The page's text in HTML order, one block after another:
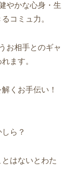
やかな心身・生
コミュ力。
お相手とのギャ
ます。
くお手伝い！
ら？
はないとわた